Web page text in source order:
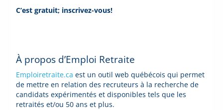
C’est gratuit; inscrivez-vous!
À propos d’Emploi Retraite
Emploiretraite.ca est un outil web québécois qui permet
de mettre en relation des recruteurs à la recherche de
candidats expérimentés et disponibles tels que les
retraités et/ou 50 ans et plus.